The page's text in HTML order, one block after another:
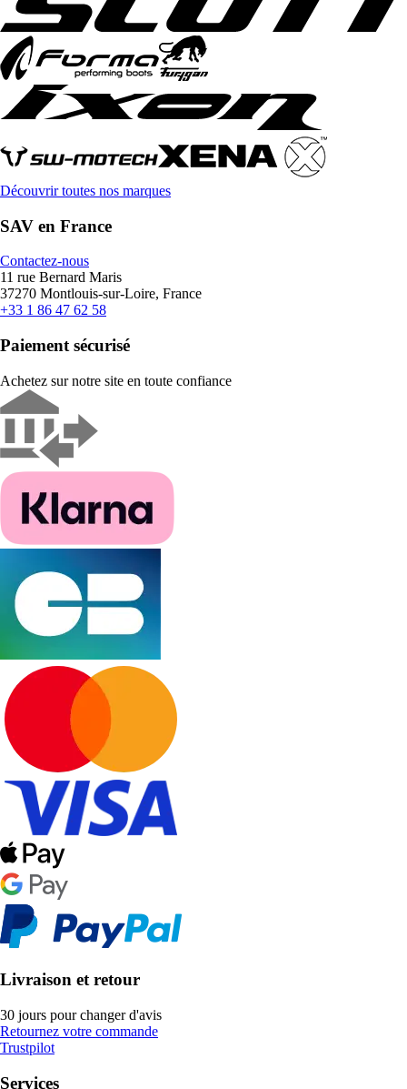
Découvrir toutes nos marques
SAV en France
Contactez-nous
11 rue Bernard Maris
37270 Montlouis-sur-Loire, France
+33 1 86 47 62 58
Paiement sécurisé
Achetez sur notre site en toute confiance
Livraison et retour
30 jours pour changer d'avis
Retournez votre commande
Trustpilot
Services